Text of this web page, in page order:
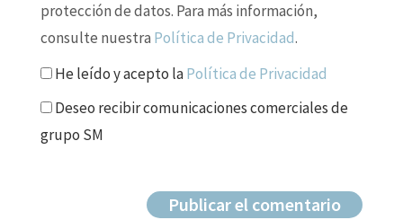
protección de datos. Para más información,
consulte nuestra Política de Privacidad.
He leído y acepto laPolítica de Privacidad
Deseo recibir comunicaciones comerciales de
grupo SM